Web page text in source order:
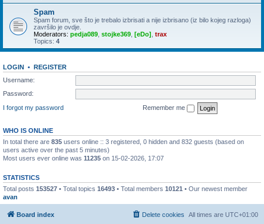
Spam
Spam forum, sve što je trebalo izbrisati a nije izbrisano (iz bilo kojeg razloga)
završilo je ovdje.
Moderators: pedja089 stojke369 [eDo] trax
Topics: 4
LOGIN • REGISTER
Username:
Password:
I forgot my password
Remember me
WHO IS ONLINE
In total there are 835 users online :: 3 registered, 0 hidden and 832 guests (based on
users active over the past 5 minutes)
Most users ever online was 11235 on 15-02-2026, 17:07
STATISTICS
Total posts 153527 • Total topics 16493 • Total members 10121 • Our newest member
avan
Board index All times are UTC+01:00
Delete cookies